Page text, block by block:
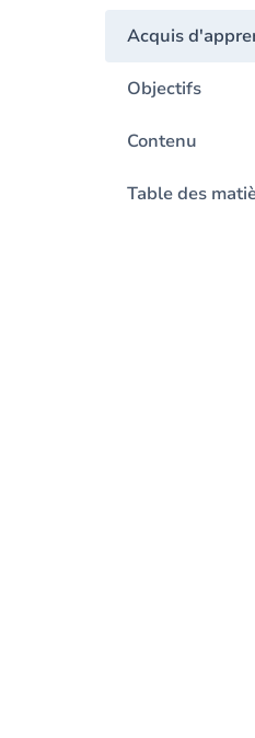
Acquis
Objectifs
Contenu
Table des